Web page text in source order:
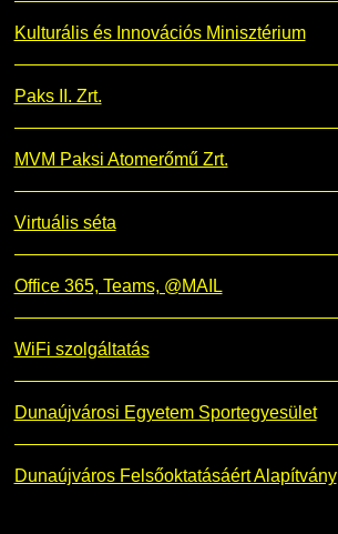
Kulturális és Innovációs Minisztérium
Paks II. Zrt.
MVM Paksi Atomerőmű Zrt.
Virtuális séta
Office 365, Teams, @MAIL
WiFi szolgáltatás
Dunaújvárosi Egyetem Sportegyesület
Dunaújváros Felsőoktatásáért Alapítvány